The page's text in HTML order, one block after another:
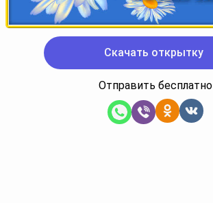
Скачать открытку
Отправить бесплатно